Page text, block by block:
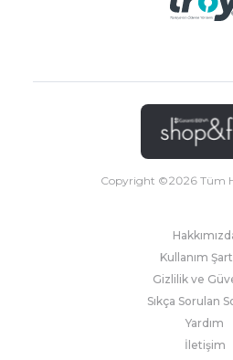
Copyright ©2026Tüm
Kullanım
Gizlilik ve
Sıkça Sorulan
Yardım
İletişim